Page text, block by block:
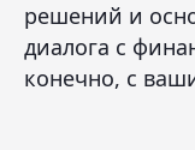
решений и
диалога с
конечно, с